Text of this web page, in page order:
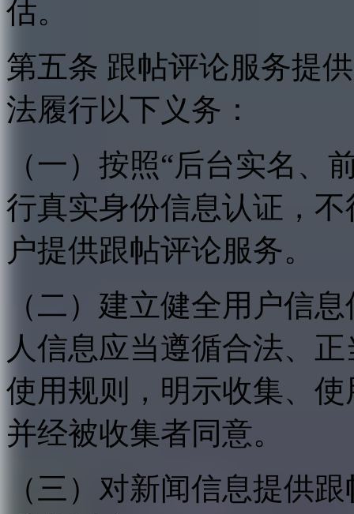
估。
第五条 跟帖评论服务提
法履行以下义务：
（一）按照“后台实名、
行真实身份信息认证，
户提供跟帖评论服务。
（二）建立健全用户信
人信息应当遵循合法、
使用规则，明示收集、
并经被收集者同意。
（三）对新闻信息提供